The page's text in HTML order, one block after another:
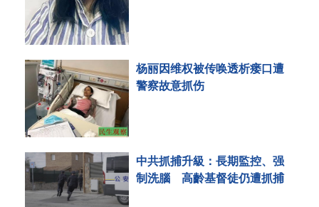
杨丽因维权被传唤透析瘘口遭
警察故意抓伤
中共抓捕升級：長期監控、强
制洗腦 高齡基督徒仍遭抓捕